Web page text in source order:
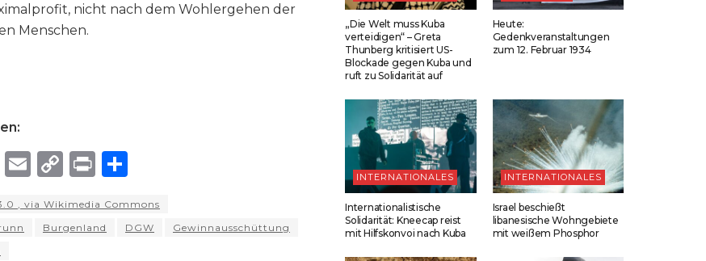
nicht nach dem Wohlergehen der
Menschen.
R
E
ai
C
p
y
P
n
t
ar
e
, via Wikimedia Commons
Burgenland DGW
Gewinnausschüttung
„Die Welt muss Kuba
verteidigen“ – Greta
Thunberg kritisiert US-
Blockade gegen Kuba und
ruft zu Solidarität auf
Heute:
Gedenkveranstaltungen
zum 12. Februar 1934
INTERNATIONALES
Internationalistische
Solidarität: Kneecap reist
mit Hilfskonvoi nach Kuba
INTERNATIONALES
Israel beschießt
libanesische Wohngebiete
mit weißem Phosphor